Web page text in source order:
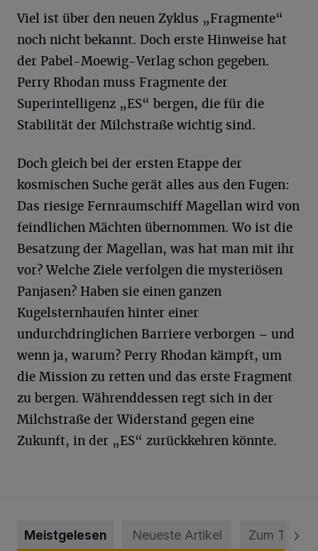
Viel ist über den neuen Zyklus „Fragmente“
noch nicht bekannt. Doch erste Hinweise hat
der Pabel-Moewig-Verlag schon gegeben.
Perry Rhodan muss Fragmente der
Superintelligenz „ES“ bergen, die für die
Stabilität der Milchstraße wichtig sind.
Doch gleich bei der ersten Etappe der
kosmischen Suche gerät alles aus den Fugen:
Das riesige Fernraumschiff Magellan wird von
feindlichen Mächten übernommen. Wo ist die
Besatzung der Magellan, was hat man mit ihr
vor? Welche Ziele verfolgen die mysteriösen
Panjasen? Haben sie einen ganzen
Kugelsternhaufen hinter einer
undurchdringlichen Barriere verborgen – und
wenn ja, warum? Perry Rhodan kämpft, um
die Mission zu retten und das erste Fragment
zu bergen. Währenddessen regt sich in der
Milchstraße der Widerstand gegen eine
Zukunft, in der „ES“ zurückkehren könnte.
Meistgelesen Neueste Artikel Zum Thema